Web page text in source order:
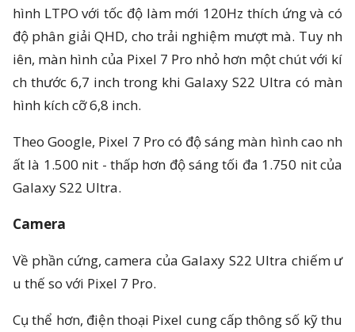
hình LTPO với tốc độ làm mới 120Hz thích ứng và có
độ phân giải QHD, cho trải nghiệm mượt mà. Tuy nh
iên, màn hình của Pixel 7 Pro nhỏ hơn một chút với kí
ch thước 6,7 inch trong khi Galaxy S22 Ultra có màn
hình kích cỡ 6,8 inch.
Theo Google, Pixel 7 Pro có độ sáng màn hình cao nh
ất là 1.500 nit - thấp hơn độ sáng tối đa 1.750 nit của
Galaxy S22 Ultra.
Camera
Về phần cứng, camera của Galaxy S22 Ultra chiếm ư
u thế so với Pixel 7 Pro.
Cụ thể hơn, điện thoại Pixel cung cấp thông số kỹ thu